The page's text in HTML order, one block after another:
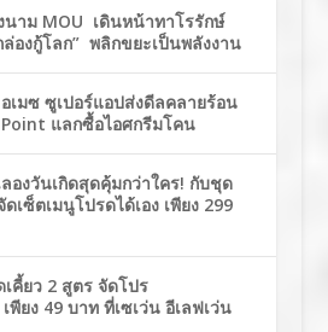
าม MOU เดินหน้าทาโรรักษ์
องกู้โลก” พลิกขยะเป็นพลังงาน
เมซ ซูเปอร์แอปส่งดีลคลายร้อน
แลกซื้อไอศกรีมโคน
งวันเกิดสุดคุ้มกว่าใคร! กับชุด
ดเซ็ตเมนูโปรดได้เอง เพียง 299
คี้ยว 2 สูตร จัดโปร
พียง 49 บาท ที่เซเว่น อีเลฟเว่น